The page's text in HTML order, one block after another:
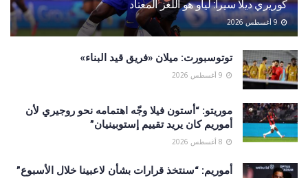
كوريري ديلا سيرا: لياو هو اللغز المعتاد
توتوسبورت: ميلان «فريق قيد البناء»
موريتو: “أستون فيلا وجّه اهتمامه نحو روجيري لأن
أموريم كان يريد تقييم إستوبينيان”
أموريم: “سنتخذ قرارات بشأن لاعبينا خلال الأسبوع”